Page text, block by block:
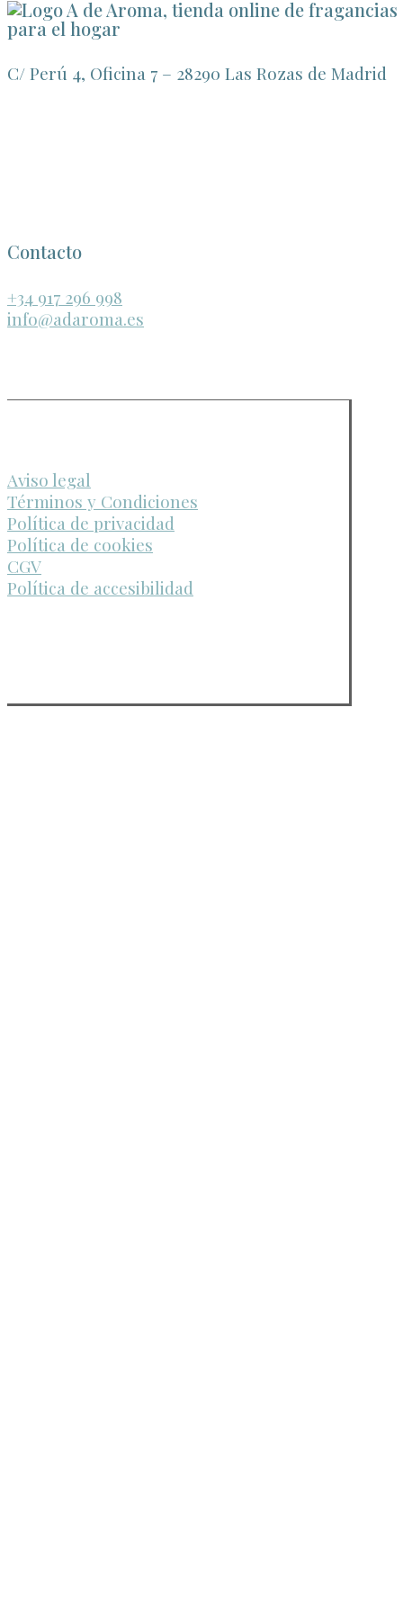
C/ Perú 4, Oficina 7 – 28290 Las Rozas de Madrid
Contacto
+34 917 296 998
info@adaroma.es
Aviso legal
Términos y Condiciones
Política de privacidad
Política de cookies
CGV
Política de accesibilidad